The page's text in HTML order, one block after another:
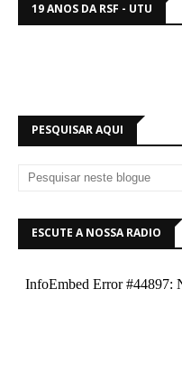
19 ANOS DA RSF - UTU
PESQUISAR AQUI
ESCUTE A NOSSA RADIO